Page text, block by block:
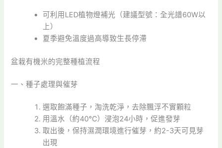
可利用LED植物燈補光（建議型號：全光譜60W以
上）
夏季避免溫度過高導致生長停滯
盆栽有機米的完整種植流程
一、種子處理與催芽
選取飽滿種子，淘洗乾淨，去除飄浮不實顆粒
用溫水（約40℃）浸泡24小時，促進發芽
取出後，保持濕潤環境進行催芽，約2-3天可見芽
出現